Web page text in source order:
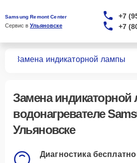
Samsung Remont Center
Сервис в Ульяновске
+7
+7
Замена индикаторной лампы
Замена
водонагревателе
Ульяновске
Диагностика бесплатно